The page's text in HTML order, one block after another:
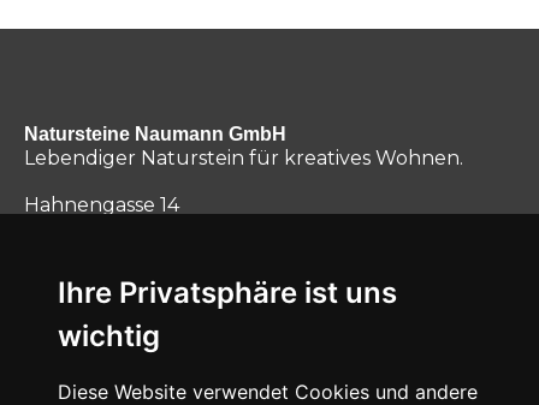
Ihre Privatsphäre ist uns
wichtig
Diese Website verwendet Cookies und andere
Natursteine Naumann GmbH
Lebendiger Naturstein für kreatives Wohnen.
Hahnengasse 14
Fax: 06556 7640
verkauf@naumann-natursteine.de